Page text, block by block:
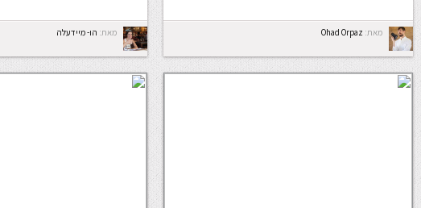
מאת: Ohad Orpaz מאת: הו- מיידעלה